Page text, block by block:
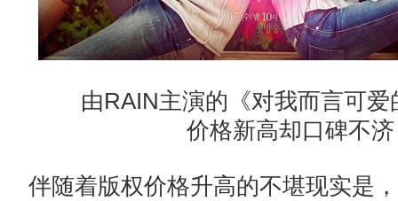
由RAIN主演的《对我而言可爱
价格新高却口碑不济
伴随着版权价格升高的不堪现实是